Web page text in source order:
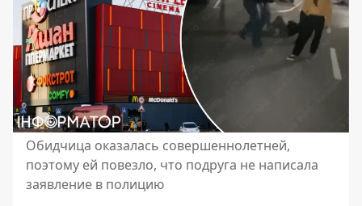
Обидчица оказалась совершеннолетней,
поэтому ей повезло, что подруга не написала
заявление в полицию